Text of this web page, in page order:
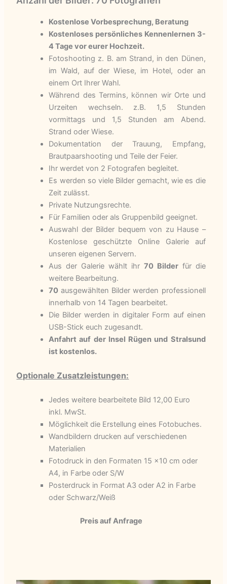
Kostenlose Vorbesprechung, Beratung
Kostenloses persönliches Kennenlernen 3-
4 Tage vor eurer Hochzeit.
Fotoshooting z. B. am Strand, in den Dünen,
im Wald, auf der Wiese, im Hotel, oder an
einem Ort Ihrer Wahl.
Während des Termins, können wir Orte und
Urzeiten wechseln. z.B. 1,5 Stunden
vormittags und 1,5 Stunden am Abend.
Strand oder Wiese.
Dokumentation der Trauung, Empfang,
Brautpaarshooting und Teile der Feier.
Ihr werdet von 2 Fotografen begleitet.
Es werden so viele Bilder gemacht, wie es die
Zeit zulässt.
Private Nutzungsrechte.
Für Familien oder als Gruppenbild geeignet.
Auswahl der Bilder bequem von zu Hause –
Kostenlose geschützte Online Galerie auf
unseren eigenen Servern.
Aus der Galerie wählt ihr 70 Bilderfür die
weitere Bearbeitung.
70 ausgewählten Bilder werden professionell
innerhalb von 14 Tagen bearbeitet.
Die Bilder werden in digitaler Form auf einen
USB-Stick euch zugesandt.
Anfahrt auf der Insel Rügen und Stralsund
ist kostenlos.
Optionale Zusatzleistungen:
Jedes weitere bearbeitete Bild 12,00 Euro
inkl. MwSt.
Möglichkeit die Erstellung eines Fotobuches.
Wandbildern drucken auf verschiedenen
Materialien
Fotodruck in den Formaten 15 x10 cm oder
A4, in Farbe oder S/W
Posterdruck in Format A3 oder A2 in Farbe
oder Schwarz/Weiß
Preis auf Anfrage